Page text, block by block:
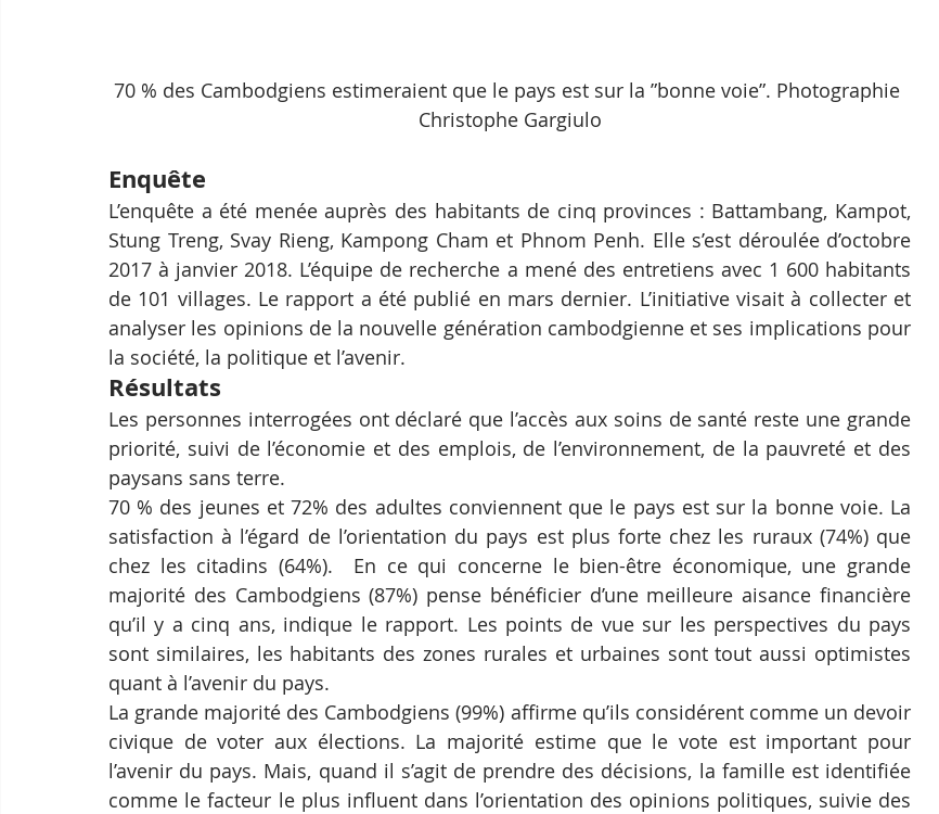
70 % des Cambodgiens estimeraient que le pays est sur la ”bonne voie”. Photographie
Christophe Gargiulo
Enquête
L’enquête a été menée auprès des habitants de cinq provinces : Battambang, Kampot,
Stung Treng, Svay Rieng, Kampong Cham et Phnom Penh. Elle s’est déroulée d’octobre
2017 à janvier 2018. L’équipe de recherche a mené des entretiens avec 1 600 habitants
de 101 villages. Le rapport a été publié en mars dernier. L’initiative visait à collecter et
analyser les opinions de la nouvelle génération cambodgienne et ses implications pour
la société, la politique et l’avenir.
Résultats
Les personnes interrogées ont déclaré que l’accès aux soins de santé reste une grande
priorité, suivi de l’économie et des emplois, de l’environnement, de la pauvreté et des
paysans sans terre.
70 % des jeunes et 72% des adultes conviennent que le pays est sur la bonne voie. La
satisfaction à l’égard de l’orientation du pays est plus forte chez les ruraux (74%) que
chez les citadins (64%).  En ce qui concerne le bien-être économique, une grande
majorité des Cambodgiens (87%) pense bénéficier d’une meilleure aisance financière
qu’il y a cinq ans, indique le rapport. Les points de vue sur les perspectives du pays
sont similaires, les habitants des zones rurales et urbaines sont tout aussi optimistes
quant à l’avenir du pays.
La grande majorité des Cambodgiens (99%) affirme qu’ils considérent comme un devoir
civique de voter aux élections. La majorité estime que le vote est important pour
l’avenir du pays. Mais, quand il s’agit de prendre des décisions, la famille est identifiée
comme le facteur le plus influent dans l’orientation des opinions politiques, suivie des